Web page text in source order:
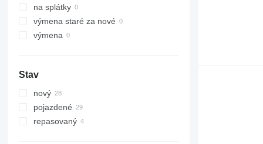
na splátky
výmena staré za nové
výmena
Stav
nový
pojazdené
repasovaný